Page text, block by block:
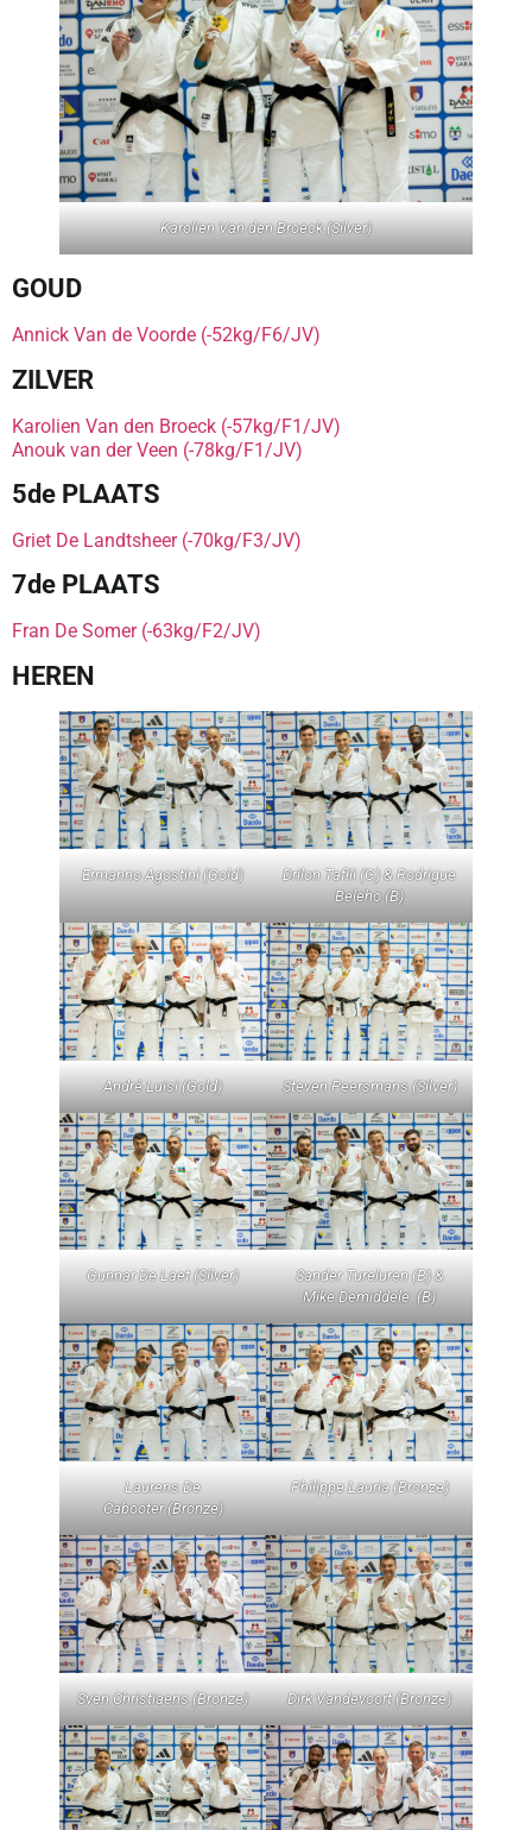
Karolien Van den Broeck (Silver)
GOUD
Annick Van de Voorde (-52kg/F6/JV)
ZILVER
Karolien Van den Broeck (-57kg/F1/JV)
Anouk van der Veen (-78kg/F1/JV)
5de PLAATS
Griet De Landtsheer (-70kg/F3/JV)
7de PLAATS
Fran De Somer (-63kg/F2/JV)
HEREN
Ermanno Agostini (Gold)
Drilon Tafili (G) & Rodrigue
Beleho (B)
André Luisi (Gold) Steven Peersmans (Silver)
Gunnar De Laet (Silver)
Sander Tureluren (B) &
Mike Demiddele (B)
Laurens De
Cabooter (Bronze)
Philippe Lauria (Bronze)
Sven Christiaens (Bronze) Dirk Vandevoort (Bronze)